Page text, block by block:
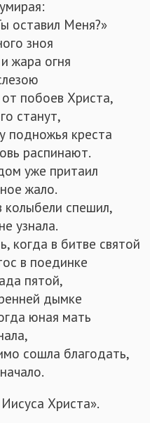
оставил Меня?»
зноя
жара огня
побоев Христа,
станут,
подножья креста
распинают.
уже притаил
жало.
спешил,
узнала.
когда в битве святой
в поединке
пятой,
дымке
юная мать
сошла благодать,
Христа».